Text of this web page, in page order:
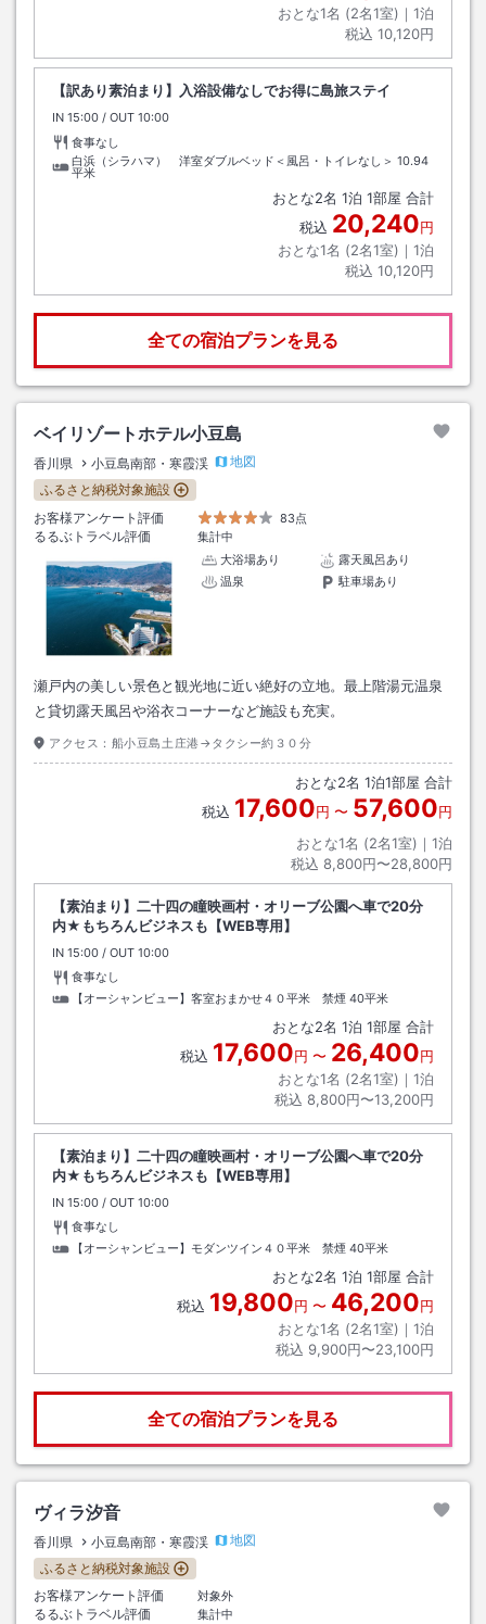
おとな1名 (2名1室)｜ 1泊
税込 10,120円
【訳あり素泊まり】入浴設備なしでお得に島旅ステイ
IN チェックイン
15:00 / OUT チェックアウト
10:00
食事なし
白浜（シラハマ） 洋室ダブルベッド＜風呂・トイレなし＞ 10.94
平米
おとな2名 1泊 1部屋 合計
税込 20,240円
おとな1名 (2名1室)｜ 1泊
税込 10,120円
全ての宿泊プランを見る
ベイリゾートホテル小豆島
香川県 小豆島南部・寒霞渓
地図
ふるさと納税対象施設
お客様アンケート評価
83点
るるぶトラベル評価
集計中
大浴場あり
露天風呂あり
温泉
駐車場あり
瀬戸内の美しい景色と観光地に近い絶好の立地。最上階湯元温泉
と貸切露天風呂や浴衣コーナーなど施設も充実。
アクセス： 船小豆島土庄港→タクシー約３０分
おとな2名 1泊1部屋 合計
税込 17,600円 〜 57,600円
おとな1名 (2名1室)｜ 1泊
税込 8,800円〜28,800円
【素泊まり】二十四の瞳映画村・オリーブ公園へ車で20分
内★もちろんビジネスも【WEB専用】
IN チェックイン
15:00 / OUT チェックアウト
10:00
食事なし
【オーシャンビュー】客室おまかせ４０平米 禁煙 40平米
おとな2名 1泊 1部屋 合計
税込 17,600円 〜 26,400円
おとな1名 (2名1室)｜ 1泊
税込 8,800円〜13,200円
【素泊まり】二十四の瞳映画村・オリーブ公園へ車で20分
内★もちろんビジネスも【WEB専用】
IN チェックイン
15:00 / OUT チェックアウト
10:00
食事なし
【オーシャンビュー】モダンツイン４０平米 禁煙 40平米
おとな2名 1泊 1部屋 合計
税込 19,800円 〜 46,200円
おとな1名 (2名1室)｜ 1泊
税込 9,900円〜23,100円
全ての宿泊プランを見る
ヴィラ汐音
香川県 小豆島南部・寒霞渓
地図
ふるさと納税対象施設
お客様アンケート評価
対象外
るるぶトラベル評価 集計中